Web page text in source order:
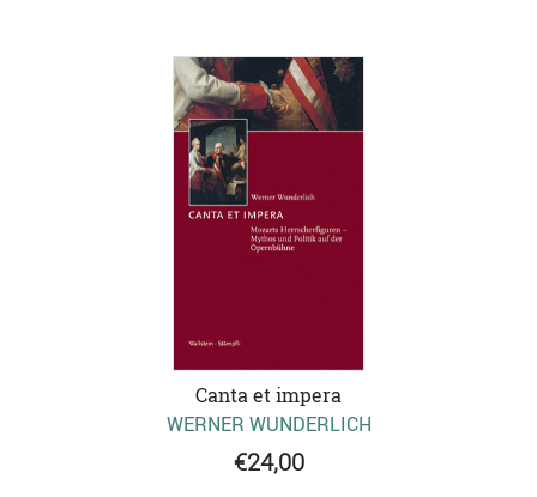
Canta et impera
WERNER WUNDERLICH
€24,00